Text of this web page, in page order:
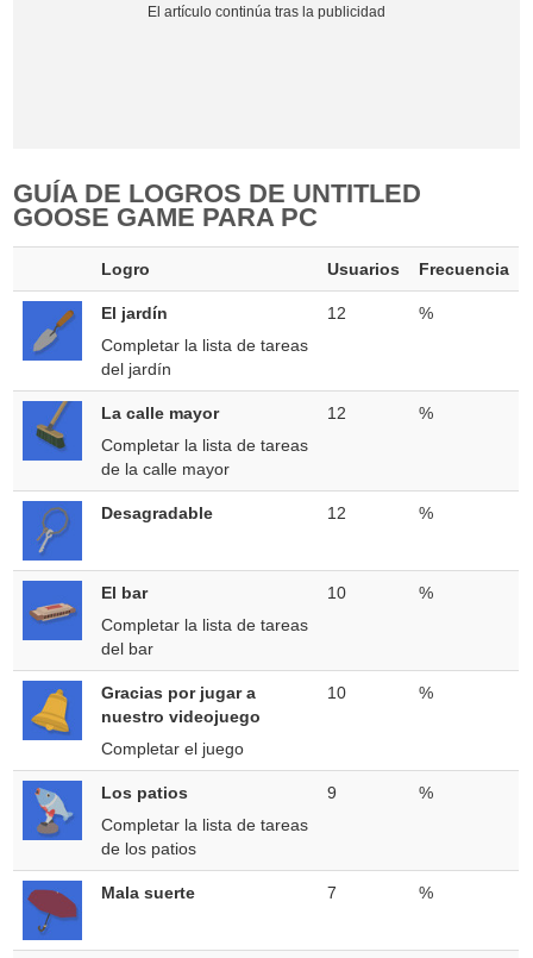
GUÍA DE LOGROS DE UNTITLED
GOOSE GAME PARA PC
Logro Usuarios Frecuencia
El jardín
Completar la lista de tareas
del jardín
12 %
La calle mayor
Completar la lista de tareas
de la calle mayor
12 %
Desagradable 12 %
El bar
Completar la lista de tareas
del bar
10 %
Gracias por jugar a
nuestro videojuego
Completar el juego
10 %
Los patios
Completar la lista de tareas
de los patios
9 %
Mala suerte 7 %